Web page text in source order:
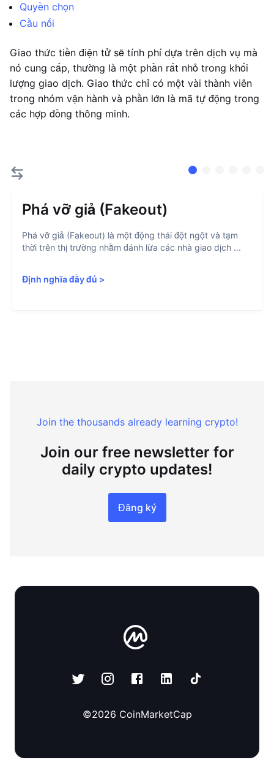
Quyền chọn
Cầu nối
Giao thức tiền điện tử sẽ tính phí dựa trên dịch vụ mà
nó cung cấp, thường là một phần rất nhỏ trong khối
lượng giao dịch. Giao thức chỉ có một vài thành viên
trong nhóm vận hành và phần lớn là mã tự động trong
các hợp đồng thông minh.
Phá vỡ giả (Fakeout)
Phá vỡ giả (Fakeout) là một động thái đột ngột và tạm
thời trên thị trường nhằm đánh lừa các nhà giao dịch ...
Định nghĩa đầy đủ >
Join the thousands already learning crypto!
Join our free newsletter for
daily crypto updates!
Đăng ký
©2026 CoinMarketCap